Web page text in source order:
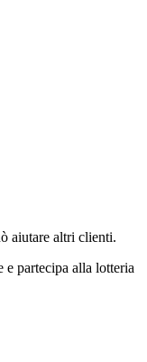
aiutare altri clienti.
e partecipa alla lotteria